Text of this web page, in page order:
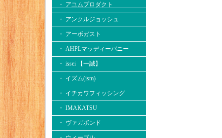
・ アユムプロダクト
・ アンクルジョッシュ
・ アーボガスト
・ AHPLマッディーバニー
・ issei 【一誠】
・ イズム(ism)
・ イチカワフィッシング
・ IMAKATSU
・ ヴァガボンド